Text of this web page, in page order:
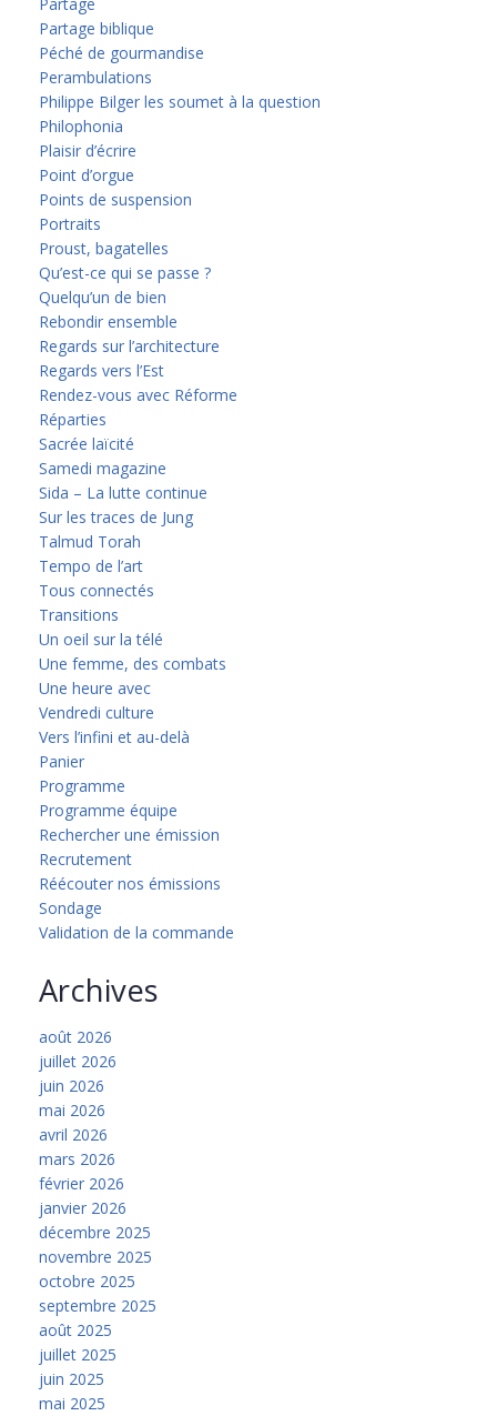
Partage biblique
Péché de gourmandise
Perambulations
Philippe Bilger les soumet à la question
Philophonia
Plaisir d’écrire
Point d’orgue
Points de suspension
Portraits
Proust, bagatelles
Qu’est-ce qui se passe ?
Quelqu’un de bien
Rebondir ensemble
Regards sur l’architecture
Regards vers l’Est
Rendez-vous avec Réforme
Réparties
Sacrée laïcité
Samedi magazine
Sida – La lutte continue
Sur les traces de Jung
Talmud Torah
Tempo de l’art
Tous connectés
Transitions
Un oeil sur la télé
Une femme, des combats
Une heure avec
Vendredi culture
Vers l’infini et au-delà
Panier
Programme
Programme équipe
Rechercher une émission
Recrutement
Réécouter nos émissions
Sondage
Validation de la commande
Archives
août 2026
juillet 2026
juin 2026
mai 2026
avril 2026
mars 2026
février 2026
janvier 2026
décembre 2025
novembre 2025
octobre 2025
septembre 2025
août 2025
juillet 2025
juin 2025
mai 2025